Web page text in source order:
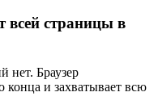
всей страницы в
нет. Браузер
конца и захватывает всю